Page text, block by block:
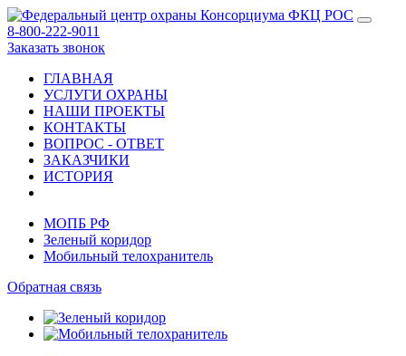
8-800-222-9011
Заказать звонок
ГЛАВНАЯ
УСЛУГИ ОХРАНЫ
НАШИ ПРОЕКТЫ
КОНТАКТЫ
ВОПРОС - ОТВЕТ
ЗАКАЗЧИКИ
ИСТОРИЯ
МОПБ РФ
Зеленый коридор
Мобильный телохранитель
Обратная связь